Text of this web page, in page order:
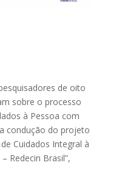
de oito
sobre o processo
à Pessoa com
condução do projeto
Cuidados Integral à
Redecin Brasil”,